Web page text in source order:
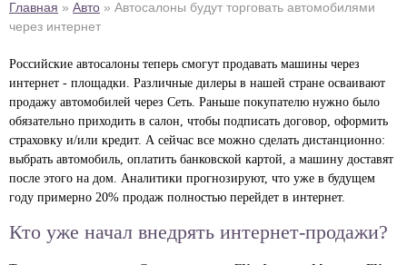
Главная » Авто » Автосалоны будут торговать автомобилями
через интернет
Российские автосалоны теперь смогут продавать машины через
интернет - площадки. Различные дилеры в нашей стране осваивают
продажу автомобилей через Сеть. Раньше покупателю нужно было
обязательно приходить в салон, чтобы подписать договор, оформить
страховку и/или кредит. А сейчас все можно сделать дистанционно:
выбрать автомобиль, оплатить банковской картой, а машину доставят
после этого на дом. Аналитики прогнозируют, что уже в будущем
году примерно 20% продаж полностью перейдет в интернет.
Кто уже начал внедрять интернет-продажи?